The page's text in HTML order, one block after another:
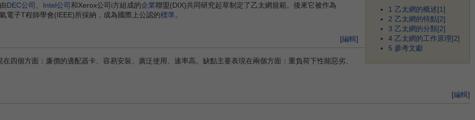
1 乙太網的概述[1]
2 乙太網的特點[2]
3 乙太網的分類[2]
4 乙太網的工作原理[2]
5 參考文獻
DEC公司 Intel公司和Xerox公司i方組成的企業聯盟(DIX)共同研究起草制定了乙太網規範。後來它被作為
電子T程師學會(IEEE)所採納，成為國際上公認的標準。
[編輯]
個方面：廉價的適配器卡、容易安裝、廣泛使用、速率高。缺點主要表現在兩個方面：重負荷下性能惡劣、
[編輯]